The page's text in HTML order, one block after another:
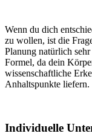
Wenn du dich
zu wollen, ist die
Planung natürlich
Formel, da dein
wissenschaftliche
Anhaltspunkte liefern.
Individuelle